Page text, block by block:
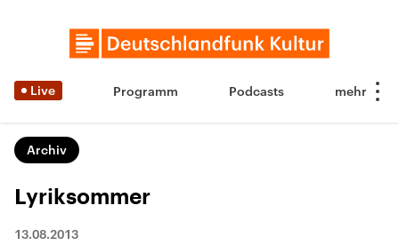
Live Programm Podcasts
Archiv
Lyriksommer
13.08.2013